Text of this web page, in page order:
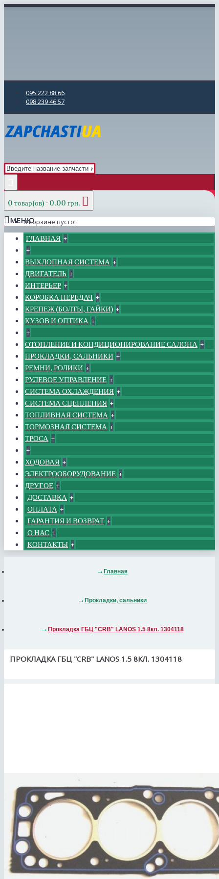
095 222 88 66
098 239 46 57
0 товар(ов) - 0.00 грн.
В корзине пусто!
МЕНЮ
ГЛАВНАЯ +
+
ВЫХЛОПНАЯ СИСТЕМА +
ДВИГАТЕЛЬ +
ИНТЕРЬЕР +
КОРОБКА ПЕРЕДАЧ +
КРЕПЕЖ (БОЛТЫ, ГАЙКИ) +
КУЗОВ И ОПТИКА +
+
ОТОПЛЕНИЕ И КОНДИЦИОНИРОВАНИЕ САЛОНА +
ПРОКЛАДКИ, САЛЬНИКИ +
РЕМНИ, РОЛИКИ +
РУЛЕВОЕ УПРАВЛЕНИЕ +
СИСТЕМА ОХЛАЖДЕНИЯ +
СИСТЕМА СЦЕПЛЕНИЯ +
ТОПЛИВНАЯ СИСТЕМА +
ТОРМОЗНАЯ СИСТЕМА +
ТРОСА +
+
ХОДОВАЯ +
ЭЛЕКТРООБОРУДОВАНИЕ +
ДРУГОЕ +
ДОСТАВКА +
ОПЛАТА +
ГАРАНТИЯ И ВОЗВРАТ +
О НАС +
КОНТАКТЫ +
Главная
Прокладки, сальники
Прокладка ГБЦ "CRB" LANOS 1.5 8кл. 1304118
ПРОКЛАДКА ГБЦ "CRB" LANOS 1.5 8КЛ. 1304118